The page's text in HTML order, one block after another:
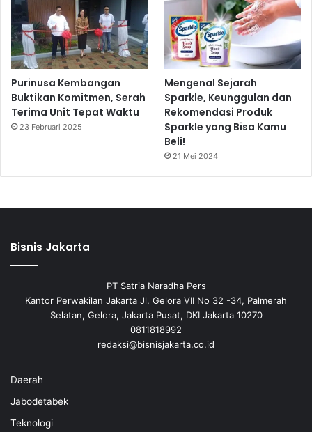
Purinusa Kembangan
Buktikan Komitmen, Serah
Terima Unit Tepat Waktu
23 Februari 2025
Mengenal Sejarah
Sparkle, Keunggulan dan
Rekomendasi Produk
Sparkle yang Bisa Kamu
Beli!
21 Mei 2024
Bisnis Jakarta
PT Satria Naradha Pers
Kantor Perwakilan Jakarta Jl. Gelora VII No 32 -34, Palmerah
Selatan, Gelora, Jakarta Pusat, DKI Jakarta 10270
0811818992
redaksi@bisnisjakarta.co.id
Daerah
Jabodetabek
Teknologi